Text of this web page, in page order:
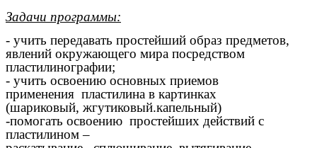
Задачи программы:
- учить передавать простейший образ предметов,
явлений окружающего мира посредством
пластилинографии;
- учить освоению основных приемов
применения пластилина в картинках
(шариковый, жгутиковый.капельный)
-помогать освоению простейших действий с
пластилином –